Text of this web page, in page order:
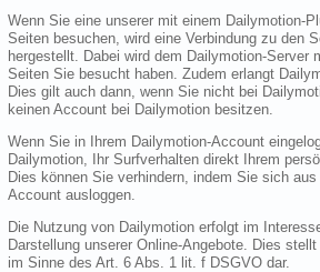
Wenn Sie eine unserer mit einem Dailymotion-
Seiten besuchen, wird eine Verbindung zu den
hergestellt. Dabei wird dem Dailymotion-Server
Seiten Sie besucht haben. Zudem erlangt
Dies gilt auch dann, wenn Sie nicht bei
keinen Account bei Dailymotion besitzen.
Wenn Sie in Ihrem Dailymotion-Account
Dailymotion, Ihr Surfverhalten direkt Ihrem
Dies können Sie verhindern, indem Sie sich
Account ausloggen.
Die Nutzung von Dailymotion erfolgt im
Darstellung unserer Online-Angebote. Dies
im Sinne des Art. 6 Abs. 1 lit. f DSGVO dar.